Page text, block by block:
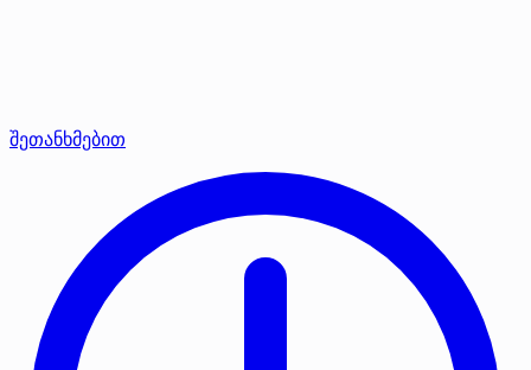
შეთანხმებით